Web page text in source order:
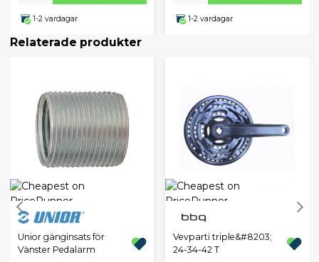
1-2 vardagar 1-2 vardagar
Relaterade produkter
Unior gänginsats för
Vänster Pedalarm
Vevparti triple&#8203;
24-34-42 T